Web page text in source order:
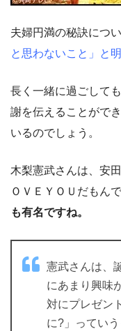
夫婦円満の秘訣につい
と思わないこと」と
長く一緒に過ごして
謝を伝えることがで
いるのでしょう。
木梨憲武さんは、安
ＯＶＥＹＯＵだもん
も有名ですね。
憲武さんは、
にあまり興味
対にプレゼン
に?」ってい